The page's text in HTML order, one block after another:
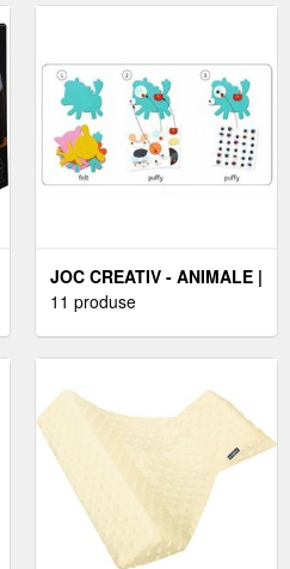
JOC CREATIV - ANIMALE |
DJECO
11 produse